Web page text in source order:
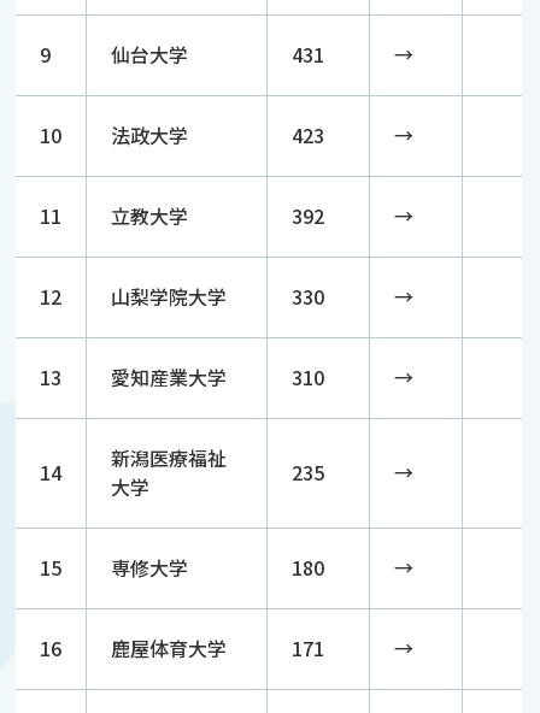
9 仙台大学 431 →
10 法政大学 423 →
11 立教大学 392 →
12 山梨学院大学 330 →
13 愛知産業大学 310 →
14
新潟医療福祉
大学
235 →
15 専修大学 180 →
16 鹿屋体育大学 171 →